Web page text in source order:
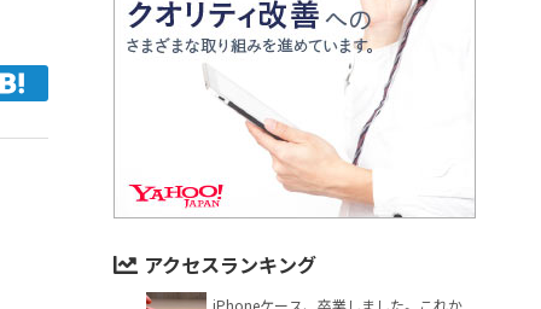
アクセスランキング
iPhoneケース、卒業しました。これか